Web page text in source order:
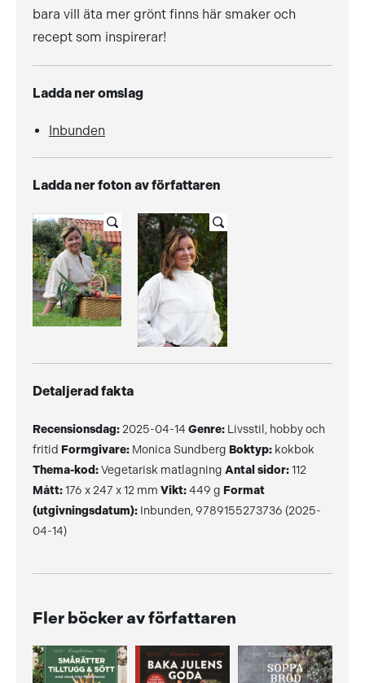
bara vill äta mer grönt finns här smaker och
recept som inspirerar!
Ladda ner omslag
Inbunden
Ladda ner foton av författaren
Detaljerad fakta
Recensionsdag: 2025-04-14 Genre: Livsstil, hobby och
fritid Formgivare: Monica Sundberg Boktyp: kokbok
Thema-kod:Vegetarisk matlagning Antal sidor:112
Mått:176 x 247 x 12 mm Vikt:449 g Format
(utgivningsdatum): Inbunden, 9789155273736 (2025-
04-14)
Fler böcker av författaren